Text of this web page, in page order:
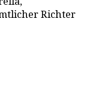
Richter